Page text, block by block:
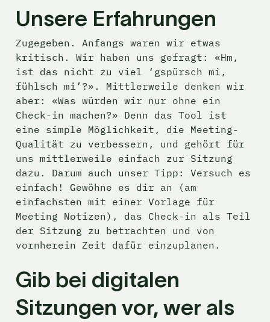
Unsere Erfahrungen
Zugegeben. Anfangs waren wir etwas
kritisch. Wir haben uns gefragt: «Hm,
ist das nicht zu viel ‘gspürsch mi,
fühlsch mi’?». Mittlerweile denken wir
aber: «Was würden wir nur ohne ein
Check-in machen?» Denn das Tool ist
eine simple Möglichkeit, die Meeting-
Qualität zu verbessern, und gehört für
uns mittlerweile einfach zur Sitzung
dazu. Darum auch unser Tipp: Versuch es
einfach! Gewöhne es dir an (am
einfachsten mit einer Vorlage für
Meeting Notizen), das Check-in als Teil
der Sitzung zu betrachten und von
vornherein Zeit dafür einzuplanen.
Gib bei digitalen
Sitzungen vor, wer als